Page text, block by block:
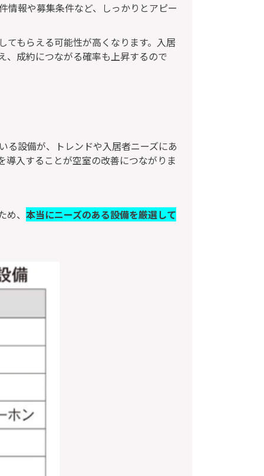
情報や募集条件など、しっかりとアピー
てもらえる可能性が高くなります。入居
、成約につながる確率も上昇するので
る設備が、トレンドや入居者ニーズにあ
導入することが空室の改善につながりま
、 本当にニーズのある設備を厳選して